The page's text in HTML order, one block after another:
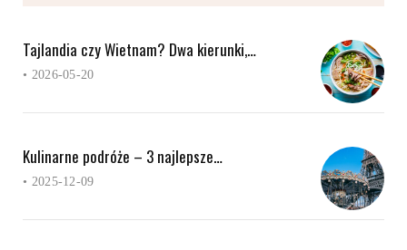
Tajlandia czy Wietnam? Dwa kierunki,…
• 2026-05-20
Kulinarne podróże – 3 najlepsze…
• 2025-12-09